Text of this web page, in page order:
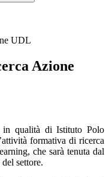
UDL
Azione
qualità di Istituto Polo
formativa di ricerca
che sarà tenuta dal
settore.